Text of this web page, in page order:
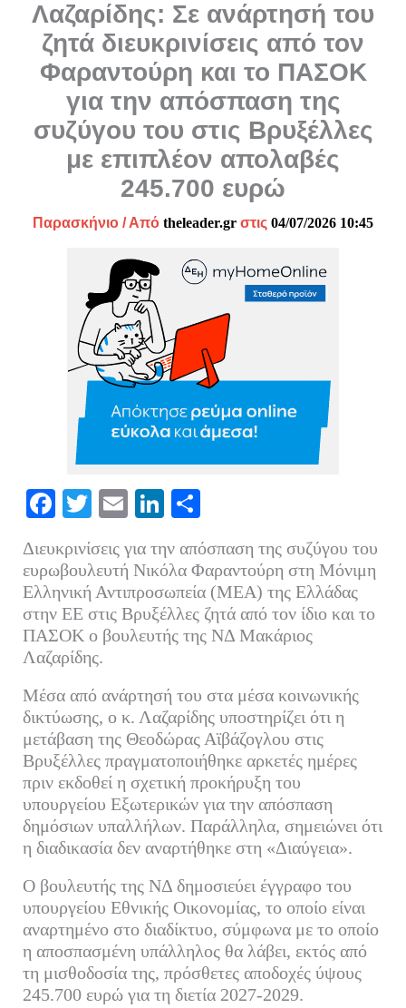
Λαζαρίδης: Σε ανάρτησή του
ζητά διευκρινίσεις από τον
Φαραντούρη και το ΠΑΣΟΚ
για την απόσπαση της
συζύγου του στις Βρυξέλλες
με επιπλέον απολαβές
245.700 ευρώ
Παρασκήνιο / Από theleader.gr στις 04/07/2026 10:45
Fa
bo
ok
T
tte
r
E
ail
Li
ed
In
οι
ρ
α
στ
εί
Διευκρινίσεις για την απόσπαση της συζύγου του
ευρωβουλευτή Νικόλα Φαραντούρη στη Μόνιμη
Ελληνική Αντιπροσωπεία (ΜΕΑ) της Ελλάδας
στην ΕΕ στις Βρυξέλλες ζητά από τον ίδιο και το
ΠΑΣΟΚ ο βουλευτής της ΝΔ Μακάριος
Λαζαρίδης.
Μέσα από ανάρτησή του στα μέσα κοινωνικής
δικτύωσης, ο κ. Λαζαρίδης υποστηρίζει ότι η
μετάβαση της Θεοδώρας Αϊβάζογλου στις
Βρυξέλλες πραγματοποιήθηκε αρκετές ημέρες
πριν εκδοθεί η σχετική προκήρυξη του
υπουργείου Εξωτερικών για την απόσπαση
δημόσιων υπαλλήλων. Παράλληλα, σημειώνει ότι
η διαδικασία δεν αναρτήθηκε στη «Διαύγεια».
Ο βουλευτής της ΝΔ δημοσιεύει έγγραφο του
υπουργείου Εθνικής Οικονομίας, το οποίο είναι
αναρτημένο στο διαδίκτυο, σύμφωνα με το οποίο
η αποσπασμένη υπάλληλος θα λάβει, εκτός από
τη μισθοδοσία της, πρόσθετες αποδοχές ύψους
245.700 ευρώ για τη διετία 2027-2029.